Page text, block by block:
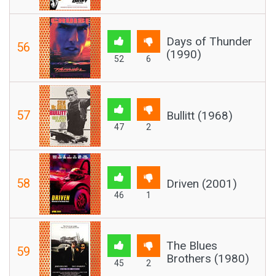
56
52 6
Days of Thunder
(1990)
57
47 2
Bullitt (1968)
58
46 1
Driven (2001)
59
45 2
The Blues
Brothers (1980)